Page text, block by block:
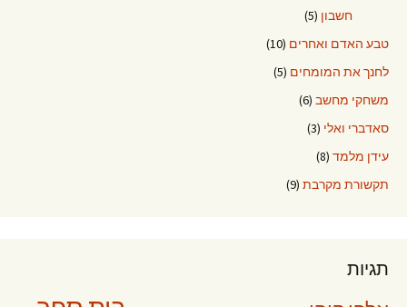
חשבון (5)
טבע האדם ואחרים (10)
לחנך את המומחים (5)
משחקי מחשב (6)
סאדברי ואלי (3)
עידן מלמד (8)
תקשורת מקרבת (9)
תגיות